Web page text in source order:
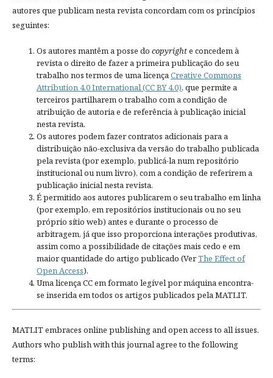
autores que publicam nesta revista concordam com os princípios
seguintes:
Os autores mantêm a posse do copyrighte concedem à
revista o direito de fazer a primeira publicação do seu
trabalho nos termos de uma licençaCreative Commons
Attribution 4.0 International (CC BY 4.0), que permite a
terceiros partilharem o trabalho com a condição de
atribuição de autoria e de referência à publicação inicial
nesta revista.
Os autores podem fazer contratos adicionais para a
distribuição não-exclusiva da versão do trabalho publicada
pela revista (por exemplo, publicá-la num repositório
institucional ou num livro), com a condição de referirem a
publicação inicial nesta revista.
É permitido aos autores publicarem o seu trabalho em linha
(por exemplo, em repositórios institucionais ou no seu
próprio sítio web) antes e durante o processo de
arbitragem, já que isso proporciona interações produtivas,
assim como a possibilidade de citações mais cedo e em
maior quantidade do artigo publicado (VerThe Effect of
Open Access).
Uma licença CC em formato legível por máquina encontra-
se inserida em todos os artigos publicados pela MATLIT.
MATLIT embraces online publishing and open access to all issues.
Authors who publish with this journal agree to the following
terms: